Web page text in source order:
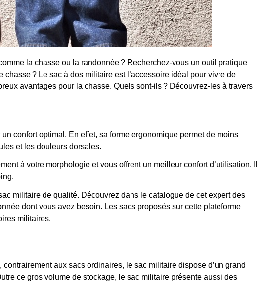
la chasse ou la randonnée ? Recherchez-vous un outil pratique
? Le sac à dos militaire est l’accessoire idéal pour vivre de
avantages pour la chasse. Quels sont-ils ? Découvrez-les à travers
confort optimal. En effet, sa forme ergonomique permet de moins
et les douleurs dorsales.
à votre morphologie et vous offrent un meilleur confort d’utilisation. Il
militaire de qualité. Découvrez dans le catalogue de cet expert des
dont vous avez besoin. Les sacs proposés sur cette plateforme
militaires.
contrairement aux sacs ordinaires, le sac militaire dispose d’un grand
ce gros volume de stockage, le sac militaire présente aussi des